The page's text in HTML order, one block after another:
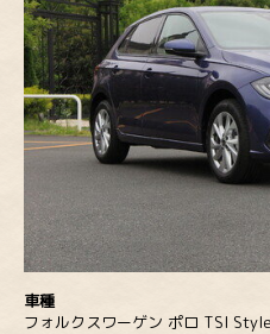
車種
フォルクスワーゲン ポロ TSI